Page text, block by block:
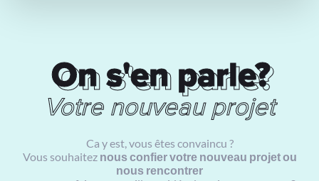
On s'en parle?
On s'en parle?
Votre nouveau projet
Ca y est, vous êtes convaincu ?
Vous souhaitez nous confier votre nouveau projet ou
nous rencontrer